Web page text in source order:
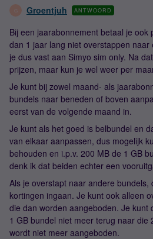
G Groentjuh ANTWOORD
Bij een jaarabonnement betaal je ook
dan 1 jaar lang niet overstappen
je dus vast aan Simyo sim only. Na
prijzen, maar kun je wel weer per
Je kunt bij zowel maand- als
bundels naar beneden of boven
eerst van de volgende maand in.
Je kunt als het goed is belbundel en
van elkaar aanpassen, dus mogelijk
behouden en i.p.v. 200 MB de 1 GB
denk ik dat beiden echter een
Als je overstapt naar andere bundels,
kortingen ingaan. Je kunt ook alleen
die dan worden aangeboden. Je kunt
1 GB bundel niet meer terug naar die
wordt niet meer aangeboden.